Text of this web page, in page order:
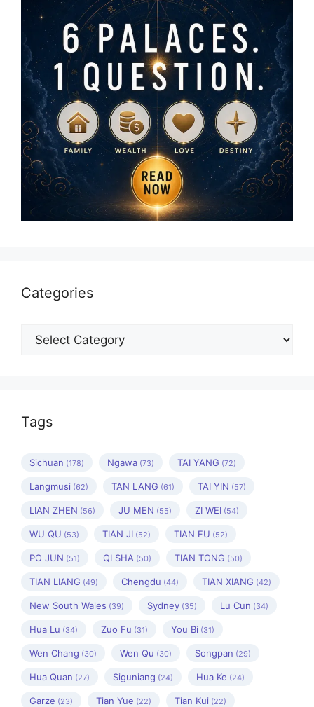
Categories
Categories
Tags
Sichuan (178) Ngawa (73) TAI YANG (72)
Langmusi (62) TAN LANG (61) TAI YIN (57)
LIAN ZHEN (56) JU MEN (55) ZI WEI (54)
WU QU (53) TIAN JI (52) TIAN FU (52)
PO JUN (51) QI SHA (50) TIAN TONG (50)
TIAN LIANG (49) Chengdu (44) TIAN XIANG (42)
New South Wales (39) Sydney (35) Lu Cun (34)
Hua Lu (34) Zuo Fu (31) You Bi (31)
Wen Chang (30) Wen Qu (30) Songpan (29)
Hua Quan (27) Siguniang (24) Hua Ke (24)
Garze (23) Tian Yue (22) Tian Kui (22)